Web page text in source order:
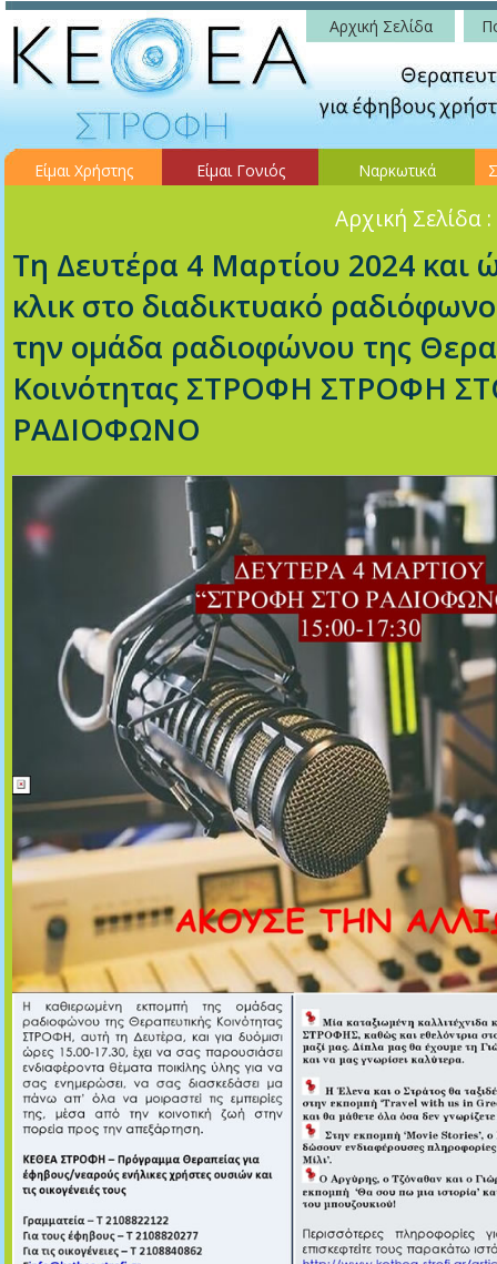
Αρχική Σελίδα
Είμαι Χρήστης Είμαι Γονιός Ναρκωτικά
Αρχική Σελίδα
Τη Δευτέρα 4 Μαρτίου 2024 και
κλικ στο διαδικτυακό
την ομάδα ραδιοφώνου της
Κοινότητας ΣΤΡΟΦΗ ΣΤΡΟΦΗ
ΡΑΔΙΟΦΩΝΟ